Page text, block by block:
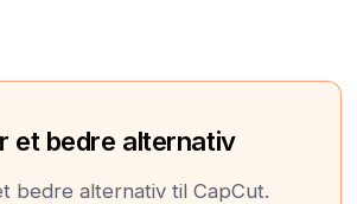
et bedre alternativ
bedre alternativ til CapCut.